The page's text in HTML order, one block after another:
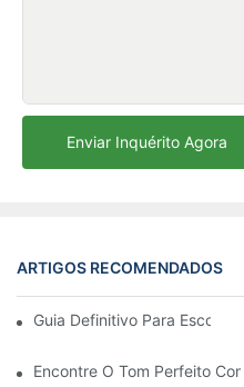
Enviar Inquérito Agora
ARTIGOS RECOMENDADOS
Guia Definitivo Para
Encontre O Tom Perfeito